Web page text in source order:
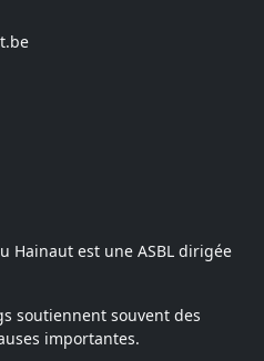
Hainaut est une ASBL dirigée
soutiennent souvent des
importantes.